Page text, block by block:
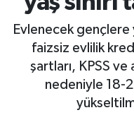
Evlenecek gençlere
faizsiz evlilik
şartları, KPSS
nedeniyle 18-
SİYASET
EKONOMİ
GÜNDEM
Süper Lig Puan
Tüm Manşetler
Son Dakika